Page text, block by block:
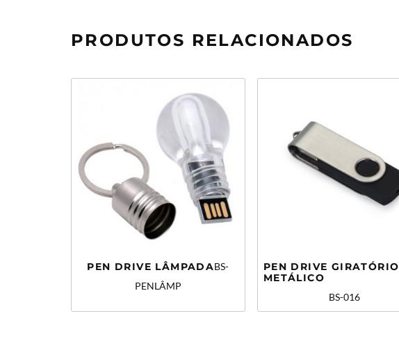
PRODUTOS RELACIONADOS
PEN DRIVE LÂMPADABS-
PENLÂMP
PEN DRIVE GIRATÓRIO
METÁLICO
BS-016